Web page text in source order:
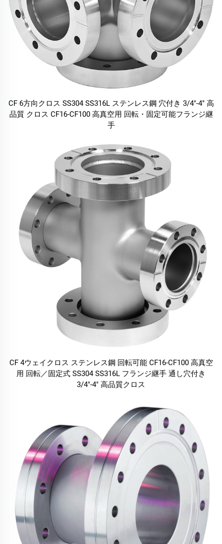
CF 6方向クロス SS304 SS316L ステンレス鋼 穴付き 3/4"-4" 高
品質 クロス CF16-CF100 高真空用 回転・固定可能フランジ継
手
CF 4ウェイクロス ステンレス鋼 回転可能 CF16-CF100 高真空
用 回転／固定式 SS304 SS316L フランジ継手 通し穴付き
3/4"-4" 高品質クロス